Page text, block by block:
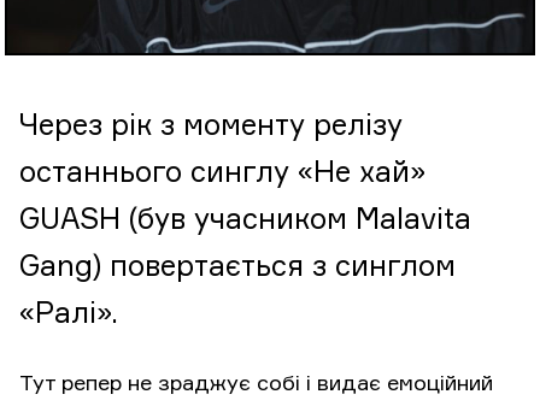
Через рік з моменту релізу
останнього синглу «Не хай»
GUASH (був учасником Malavita
Gang) повертається з синглом
«Ралі».
Тут репер не зраджує собі і видає емоційний